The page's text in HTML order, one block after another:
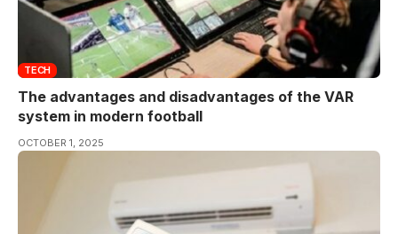
TECH
The advantages and disadvantages of the VAR
system in modern football
OCTOBER 1, 2025